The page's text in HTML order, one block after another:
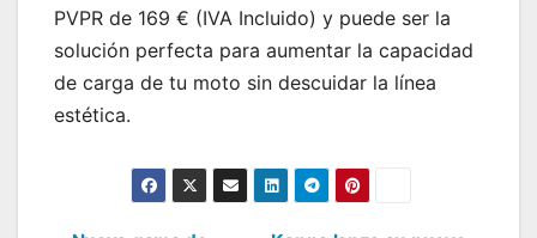
PVPR de 169 € (IVA Incluido) y puede ser la
solución perfecta para aumentar la capacidad
de carga de tu moto sin descuidar la línea
estética.